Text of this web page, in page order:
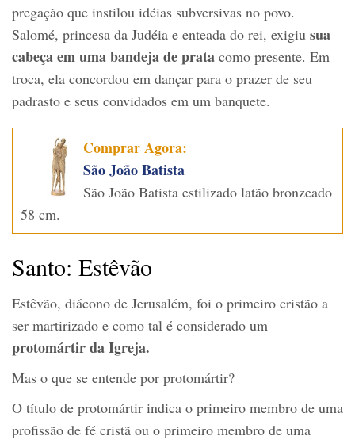
pregação que instilou idéias subversivas no povo.
Salomé, princesa da Judéia e enteada do rei, exigiu sua
cabeça em uma bandeja de prata como presente. Em
troca, ela concordou em dançar para o prazer de seu
padrasto e seus convidados em um banquete.
Comprar Agora:
São João Batista
São João Batista estilizado latão bronzeado
58 cm.
Santo: Estêvão
Estêvão, diácono de Jerusalém, foi o primeiro cristão a
ser martirizado e como tal é considerado um
protomártir da Igreja.
Mas o que se entende por protomártir?
O título de protomártir indica o primeiro membro de uma
profissão de fé cristã ou o primeiro membro de uma